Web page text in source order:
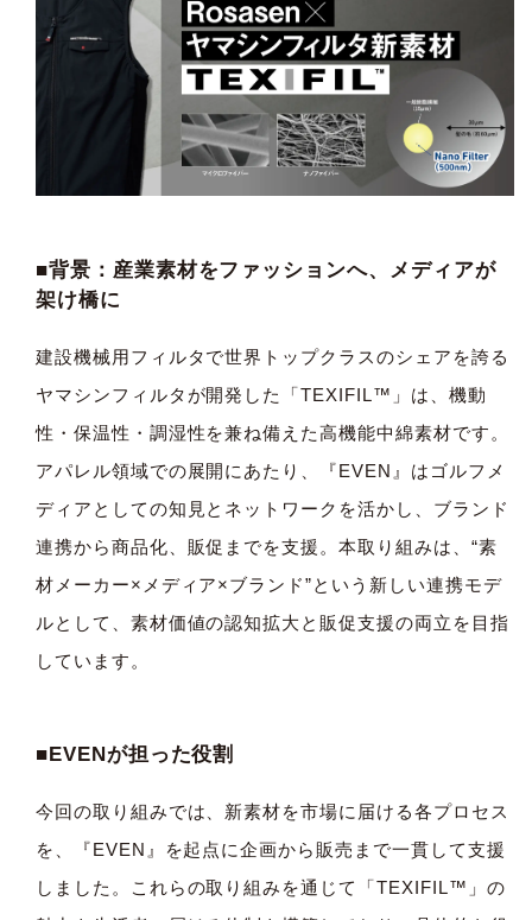
■背景：産業素材をファッションへ、メディアが
架け橋に
建設機械用フィルタで世界トップクラスのシェアを誇る
ヤマシンフィルタが開発した「TEXIFIL™」は、機動
性・保温性・調湿性を兼ね備えた高機能中綿素材です。
アパレル領域での展開にあたり、『EVEN』はゴルフメ
ディアとしての知見とネットワークを活かし、ブランド
連携から商品化、販促までを支援。本取り組みは、“素
材メーカー×メディア×ブランド”という新しい連携モデ
ルとして、素材価値の認知拡大と販促支援の両立を目指
しています。
■EVENが担った役割
今回の取り組みでは、新素材を市場に届ける各プロセス
を、『EVEN』を起点に企画から販売まで一貫して支援
しました。これらの取り組みを通じて「TEXIFIL™」の